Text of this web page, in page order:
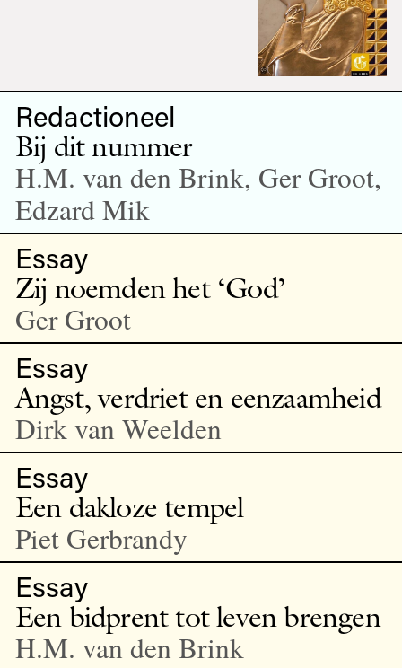
Redactioneel
Bij dit nummer
H.M. van den Brink, Ger Groot,
Edzard Mik
Essay
Zij noemden het ‘God’
Ger Groot
Essay
Angst, verdriet en eenzaamheid
Dirk van Weelden
Essay
Een dakloze tempel
Piet Gerbrandy
Essay
Een bidprent tot leven brengen
H.M. van den Brink